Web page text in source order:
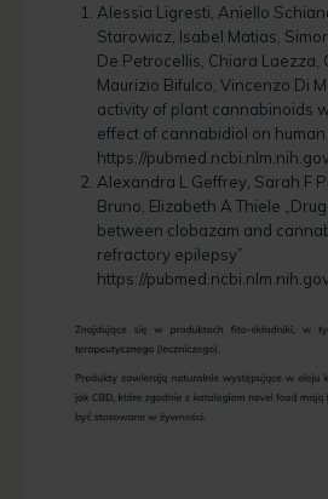
Alessia Ligresti, Aniello
Starowicz, Isabel Matias,
De Petrocellis, Chiara Laezza,
Maurizio Bifulco, Vincenzo Di
activity of plant cannabinoids
effect of cannabidiol on
https://
Alexandra L Geffrey, Sarah F
Bruno, Elizabeth A Thiele
between clobazam and
refractory epilepsy”
https://